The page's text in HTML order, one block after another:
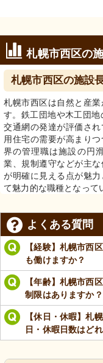
札幌市西区の
札幌市西区の施設
札幌市西区は自然と産
す。鉄工団地や木工団
交通網の発達が評価さ
用住宅の需要が高まり
界の管理職は施設の円
業、規制遵守などが主
が明確に見える点が魅
て魅力的な職種となって
よくある質問
【経験】札幌市西
も働けますか？
【年齢】札幌市西
制限はありますか？
【休日・休暇】札
日・休暇日数はど